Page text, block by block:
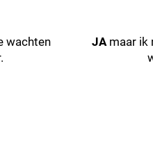
wachten
JAmaar ik